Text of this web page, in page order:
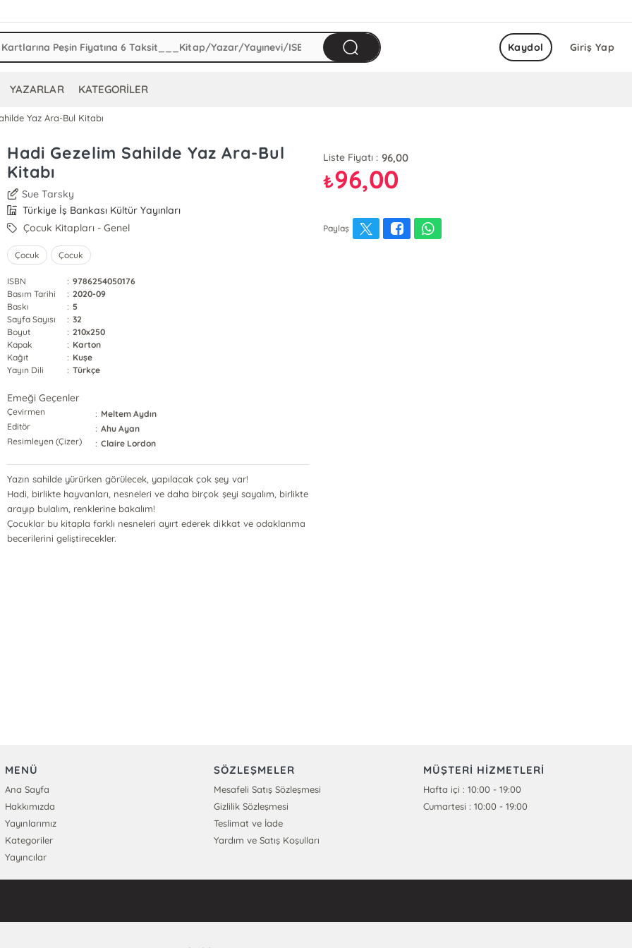
Giriş Yap
Kaydol
YAZARLAR KATEGORİLER
Yaz Ara-Bul Kitabı
Hadi Gezelim Sahilde Yaz Ara-Bul
Kitabı
Sue Tarsky
Türkiye İş Bankası Kültür Yayınları
Çocuk Kitapları - Genel
Çocuk Çocuk
ISBN : 9786254050176
Basım Tarihi
: 2020-09
Baskı
: 5
Sayfa Sayısı
: 32
Boyut
: 210x250
Kapak
: Karton
Kağıt
: Kuşe
Yayın Dili
: Türkçe
Emeği Geçenler
Çevirmen : Meltem Aydın
Editör
: Ahu Ayan
Resimleyen (Çizer)
: Claire Lordon
Yazın sahilde yürürken görülecek, yapılacak çok şey var!
Hadi, birlikte hayvanları, nesneleri ve daha birçok şeyi sayalım, birlikte
arayıp bulalım, renklerine bakalım!
Çocuklar bu kitapla farklı nesneleri ayırt ederek dikkat ve odaklanma
becerilerini geliştirecekler.
Liste Fiyatı : 96,00
₺96,00
Paylaş
MENÜ
Ana Sayfa
Hakkımızda
Yayınlarımız
Kategoriler
Yayıncılar
SÖZLEŞMELER
Mesafeli Satış Sözleşmesi
Gizlilik Sözleşmesi
Teslimat ve İade
Yardım ve Satış Koşulları
MÜŞTERİ HİZMETLERİ
Hafta içi : 10:00 - 19:00
Cumartesi : 10:00 - 19:00